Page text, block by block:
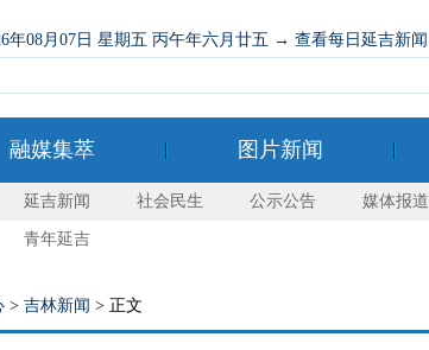
年08月07日 星期五 丙午年六月廿五 → 查看每日延吉新闻
融媒集萃 图片新闻
延吉新闻 社会民生 公示公告 媒体报道
青年延吉
> 吉林新闻 > 正文